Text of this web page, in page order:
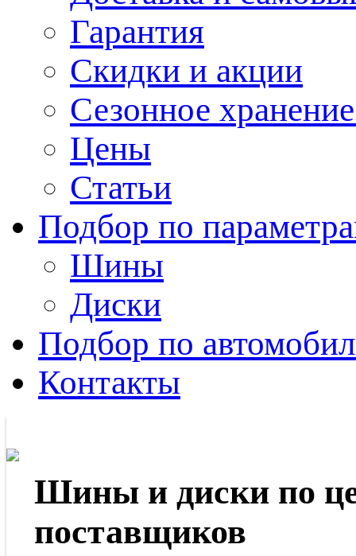
Гарантия
Скидки и акции
Сезонное
Цены
Статьи
Подбор по
Шины
Диски
Подбор по
Контакты
Шины и диски по
поставщиков